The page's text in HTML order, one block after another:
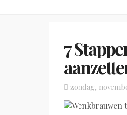
7
Posted
on
zondag,